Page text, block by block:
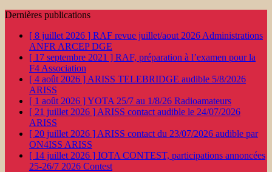
Dernières publications
[ 8 juillet 2026 ] RAF revue juillet/aout 2026 Administrations
ANFR ARCEP DGE
[ 17 septembre 2021 ] RAF, préparation à l’examen pour la
F4 Association
[ 4 août 2026 ] ARISS TELEBRIDGE audible 5/8/2026
ARISS
[ 1 août 2026 ]YOTA 25/7 au 1/8/26 Radioamateurs
[ 21 juillet 2026 ] ARISS contact audible le 24/07/2026
ARISS
[ 20 juillet 2026 ] ARISS contact du 23/07/2026 audible par
ON4ISS ARISS
[ 14 juillet 2026 ] IOTA CONTEST, participations annoncées
25-26/7 2026 Contest